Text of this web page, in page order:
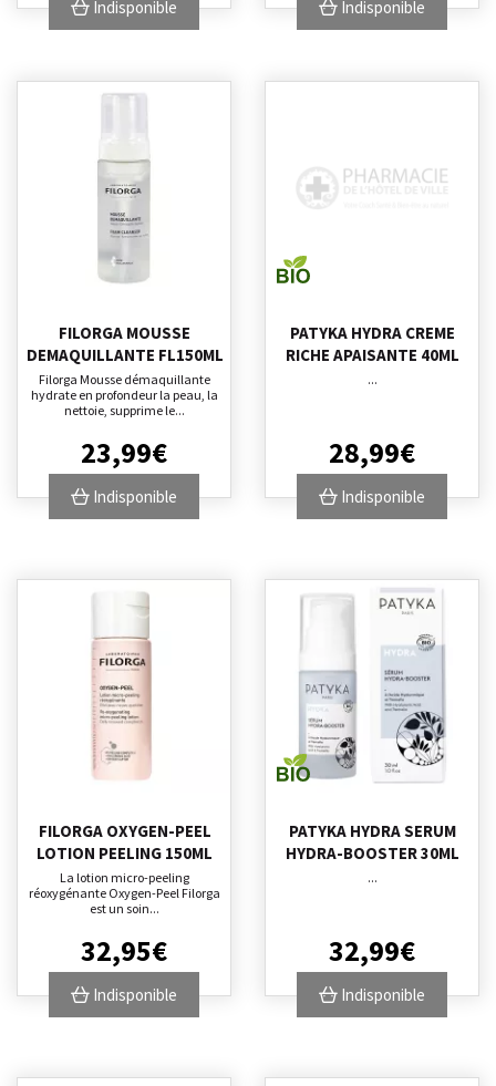
Indisponible Indisponible
FILORGA MOUSSE
DEMAQUILLANTE FL150ML
Filorga Mousse démaquillante
hydrate en profondeur la peau, la
nettoie, supprime le...
23,99€
Indisponible
PATYKA HYDRA CREME
RICHE APAISANTE 40ML
...
28,99€
Indisponible
FILORGA OXYGEN-PEEL
LOTION PEELING 150ML
La lotion micro-peeling
réoxygénante Oxygen-Peel Filorga
est un soin...
32,95€
Indisponible
PATYKA HYDRA SERUM
HYDRA-BOOSTER 30ML
...
32,99€
Indisponible